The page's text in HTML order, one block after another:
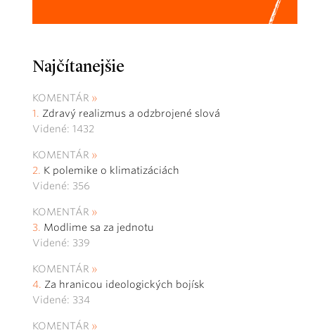
Najčítanejšie
KOMENTÁR
Zdravý realizmus a odzbrojené slová
Videné: 1432
KOMENTÁR
K polemike o klimatizáciách
Videné: 356
KOMENTÁR
Modlime sa za jednotu
Videné: 339
KOMENTÁR
Za hranicou ideologických bojísk
Videné: 334
KOMENTÁR